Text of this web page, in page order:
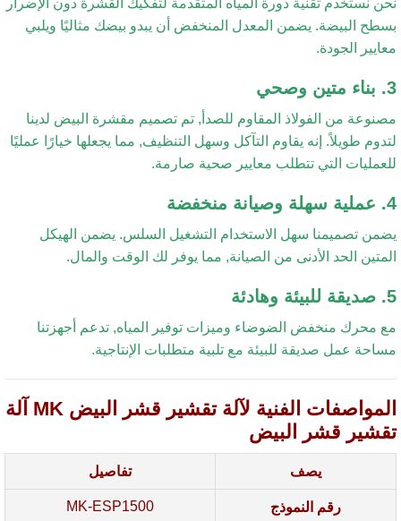
نستخدم تقنية دورة المياه المتقدمة لتفكيك القشرة دون الإضرار
البيضة. يضمن المعدل المنخفض أن يبدو بيضك مثاليًا ويلبي
الجودة.
من الفولاذ المقاوم للصدأ, تم تصميم مقشرة البيض لدينا
طويلاً. إنه يقاوم التآكل وسهل التنظيف, مما يجعلها خيارًا عمليًا
التي تتطلب معايير صحية صارمة.
تصميمنا سهل الاستخدام التشغيل السلس. يضمن الهيكل
الحد الأدنى من الصيانة, مما يوفر لك الوقت والمال.
محرك منخفض الضوضاء وميزات توفير المياه, تدعم أجهزتنا
عمل صديقة للبيئة مع تلبية متطلبات الإنتاجية.
المواصفات الفنية لآلة تقشير قشر البيض MK آلة
قشر البيض
يصف تفاصيل
رقم النموذج MK-ESP1500